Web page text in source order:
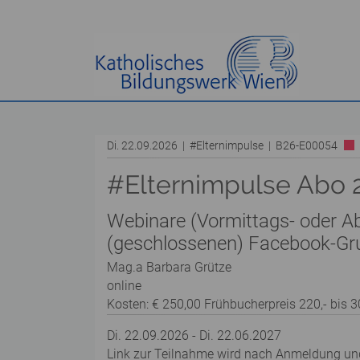
Di. 22.09.2026 | #Elternimpulse | B26-E00054
#Elternimpulse Abo
Webinare (Vormittags- oder
(geschlossenen) Facebook-
Mag.a Barbara Grütze
online
Kosten: € 250,00 Frühbucherpreis 220,- bis
Di. 22.09.2026 - Di. 22.06.2027
Link zur Teilnahme wird nach Anmeldung